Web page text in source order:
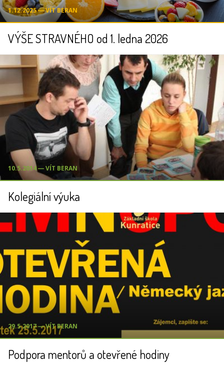
1.12.2025 ― VÍT BERAN
VÝŠE STRAVNÉHO od 1. ledna 2026
10.5.2014 ― VÍT BERAN
Kolegiální výuka
29.5.2017 ― VÍT BERAN
Podpora mentorů a otevřené hodiny